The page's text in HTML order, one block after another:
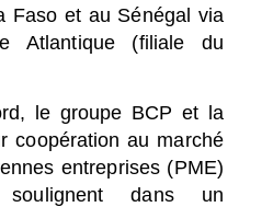
Faso et au Sénégal via
Atlantique (filiale du
le groupe BCP et la
coopération au marché
entreprises (PME)
dans un